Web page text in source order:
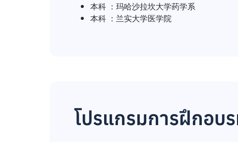
本科 ：玛哈沙拉坎大学药学系
本科 ：兰实大学医学院
โปรแกรมการฝึกอบ